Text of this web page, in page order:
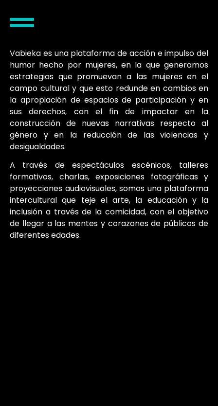
Vabieka es una plataforma de acción e impulso del
humor hecho por mujeres, en la que generamos
estrategias que promuevan a las mujeres en el
campo cultural y que esto redunde en cambios en
la apropiación de espacios de participación y en
sus derechos, con el fin de impactar en la
construcción de nuevas narrativas respecto al
género y en la reducción de las violencias y
desigualdades.
A través de espectáculos escénicos, talleres
formativos, charlas, exposiciones fotográficas y
proyecciones audiovisuales, somos una plataforma
intercultural que teje el arte, la educación y la
inclusión a través de la comicidad, con el objetivo
de llegar a las mentes y corazones de públicos de
diferentes edades.